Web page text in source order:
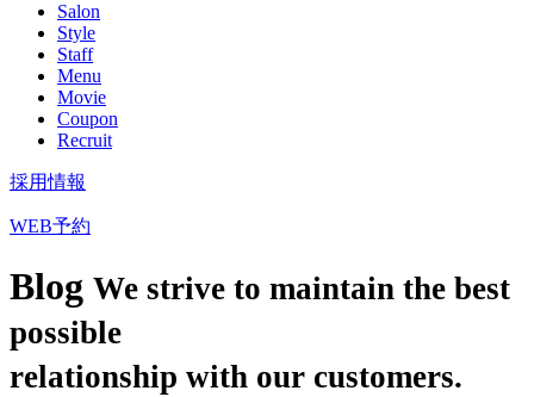
Salon
Style
Staff
Menu
Movie
Coupon
Recruit
採用情報
WEB予約
Blog We strive to maintain the best
possible
relationship with our customers.